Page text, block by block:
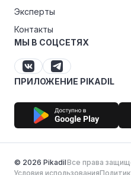
Эксперты
Контакты
МЫ В СОЦСЕТЯХ
ПРИЛОЖЕНИЕ PIKADIL
© 2026 PikadilВсе права
Условия использования